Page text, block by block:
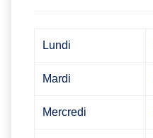
Lundi
Mardi
Mercredi